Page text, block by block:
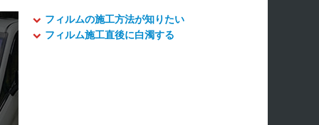
フィルムの施工方法が知りたい
フィルム施工直後に白濁する